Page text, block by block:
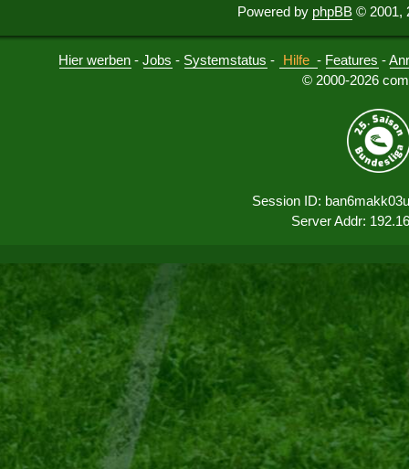
Powered by phpBB © 2001,
Hier werben -Jobs - Systemstatus - Hilfe - Features -
© 2000-2026
Session ID:
Server Addr: